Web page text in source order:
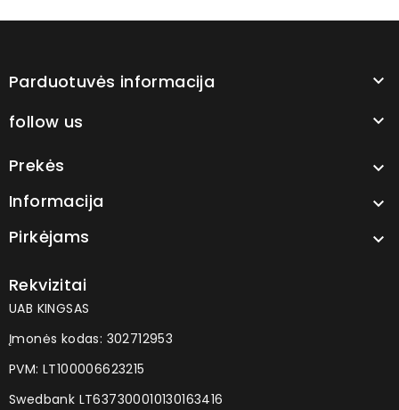
Parduotuvės informacija 
follow us 
Prekės 
Informacija 
Pirkėjams 
Rekvizitai
UAB KINGSAS
Įmonės kodas: 302712953
PVM: LT100006623215
Swedbank LT637300010130163416